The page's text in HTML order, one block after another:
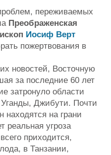
переживаемых
Преображенская
Иосиф Верт
пожертвования в
новостей, Восточную
за последние 60 лет
затронуло области
Джибути. Почти
находятся на грани
реальная угроза
приходится,
в Танзании,